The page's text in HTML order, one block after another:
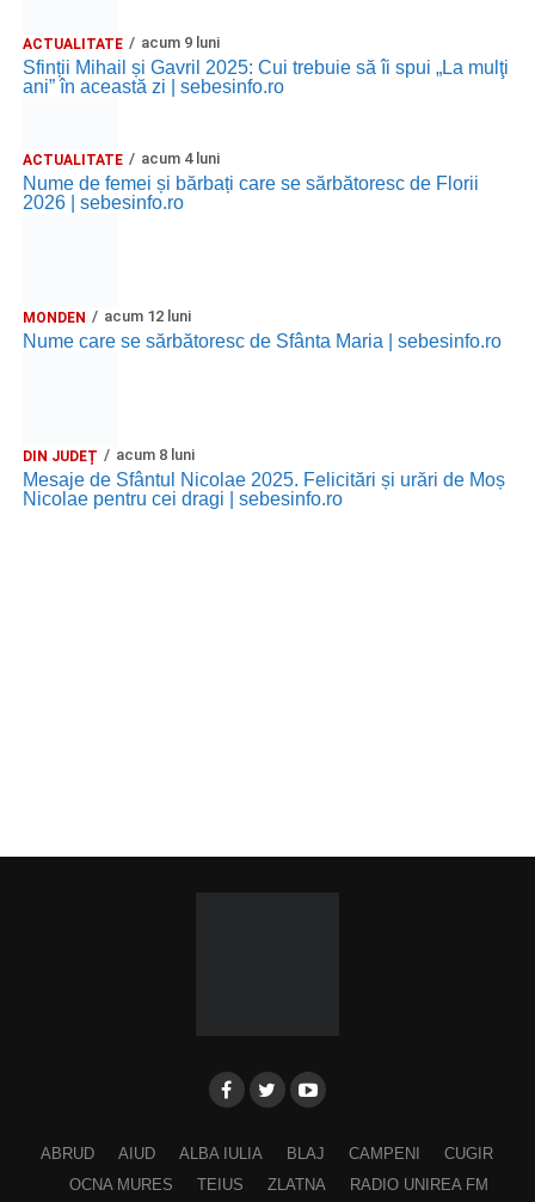
ACTUALITATE acum 9 luni
Sfinții Mihail și Gavril 2025: Cui trebuie să îi spui „La mulţi
ani” în această zi | sebesinfo.ro
ACTUALITATE acum 4 luni
Nume de femei și bărbați care se sărbătoresc de Florii
2026 | sebesinfo.ro
MONDEN acum 12 luni
Nume care se sărbătoresc de Sfânta Maria | sebesinfo.ro
DIN JUDEȚ acum 8 luni
Mesaje de Sfântul Nicolae 2025. Felicitări și urări de Moș
Nicolae pentru cei dragi | sebesinfo.ro
ABRUD AIUD ALBA IULIA BLAJ CAMPENI
CUGIR
OCNA MURES
TEIUS ZLATNA RADIO UNIREA FM